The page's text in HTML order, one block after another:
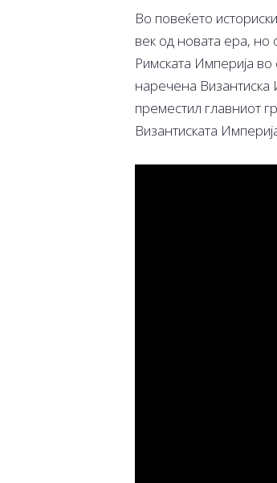
Во повеќето
век од новата ера,
Римската Империја
наречена Византиска
преместил главниот
Византиската